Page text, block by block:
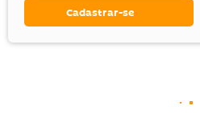
Cadastrar-se